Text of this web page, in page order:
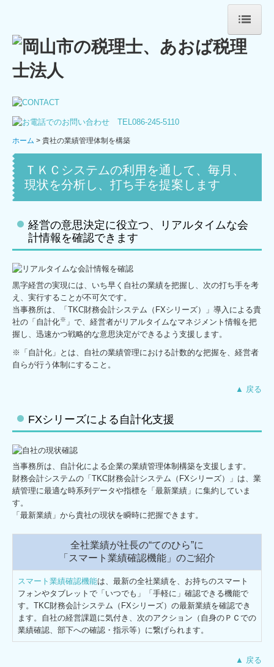
ホーム
法人案内
ごあいさつ
法人概要
スタッフ紹介
事務所通信追伸
サービス案内
デジタル化支援
創業支援・会社設立
相続・資産税について
セミナー案内
顧問契約のながれ
お客様紹介・お客様の声
採用情報
キャリアアップ・教育制度
働きやすさへの取組
募集要項
ホーム 貴社の業績管理体制を構築
ＴＫＣシステムの利用を通して、毎月、
現状を分析し、打ち手を提案します
経営の意思決定に役立つ、リアルタイムな会
計情報を確認できます
黒字経営の実現には、いち早く自社の業績を把握し、次の打ち手を考
え、実行することが不可欠です。
当事務所は、「TKC財務会計システム（FXシリーズ）」導入による貴
社の「自計化※ 」で、経営者がリアルタイムなマネジメント情報を把
握し、迅速かつ戦略的な意思決定ができるよう支援します。
※「自計化」とは、自社の業績管理における計数的な把握を、経営者
自らが行う体制にすること。
▲ 戻る
FXシリーズによる自計化支援
当事務所は、自計化による企業の業績管理体制構築を支援します。
財務会計システムの「TKC財務会計システム（FXシリーズ）」は、業
績管理に最適な時系列データや指標を「最新業績」に集約していま
す。
「最新業績」から貴社の現状を瞬時に把握できます。
全社業績が社長の“てのひら”に
「スマート業績確認機能」のご紹介
スマート業績確認機能は、最新の全社業績を、お持ちのスマート
フォンやタブレットで「いつでも」「手軽に」確認できる機能で
す。TKC財務会計システム（FXシリーズ）の最新業績を確認でき
ます。自社の経営課題に気付き、次のアクション（自身のＰＣでの
業績確認、部下への確認・指示等）に繋げられます。
▲ 戻る